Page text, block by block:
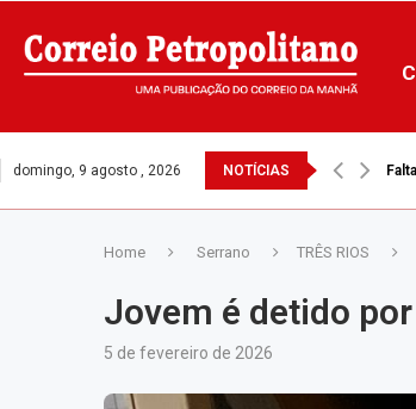
domingo, 9 agosto , 2026 NOTÍCIAS
Home Serrano TRÊS RIOS
Jovem é detido
5 de fevereiro de 2026